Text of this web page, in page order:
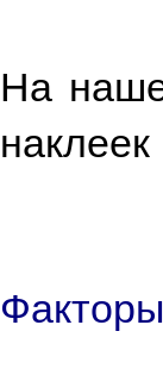
На
наклеек